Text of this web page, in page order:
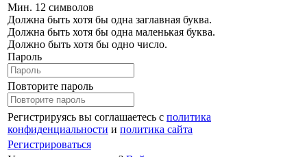
Мин. 12 символов
Должна быть хотя бы одна заглавная буква.
Должна быть хотя бы одна маленькая буква.
Должно быть хотя бы одно число.
Пароль
Повторите пароль
Регистрируясь вы соглашаетесь с политика
конфиденциальности и политика сайта
Регистрироваться